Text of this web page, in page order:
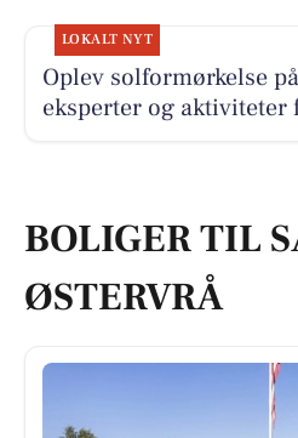
LOKALT NYT
Oplev solformørkelse
eksperter og
BOLIGER TIL
ØSTERVRÅ